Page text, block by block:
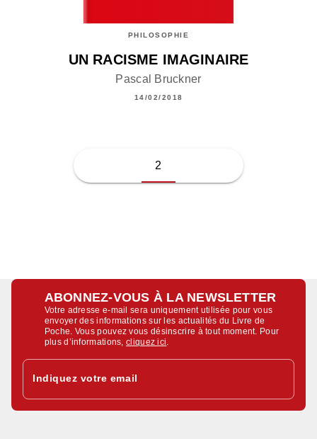
PHILOSOPHIE
UN RACISME IMAGINAIRE
Pascal Bruckner
14/02/2018
2
ABONNEZ-VOUS À LA NEWSLETTER
Votre adresse e-mail sera uniquement utilisée pour vous
envoyer des informations sur les actualités du Livre de
Poche. Vous pouvez vous désinscrire à tout moment. Pour
plus d’informations,cliquez ici.
Indiquez votre email